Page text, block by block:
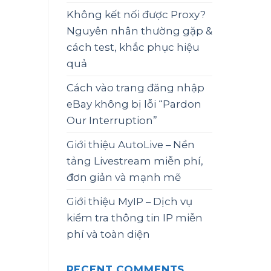
Không kết nối được Proxy?
Nguyên nhân thường gặp &
cách test, khắc phục hiệu
quả
Cách vào trang đăng nhập
eBay không bị lỗi “Pardon
Our Interruption”
Giới thiệu AutoLive – Nền
tảng Livestream miễn phí,
đơn giản và mạnh mẽ
Giới thiệu MyIP – Dịch vụ
kiểm tra thông tin IP miễn
phí và toàn diện